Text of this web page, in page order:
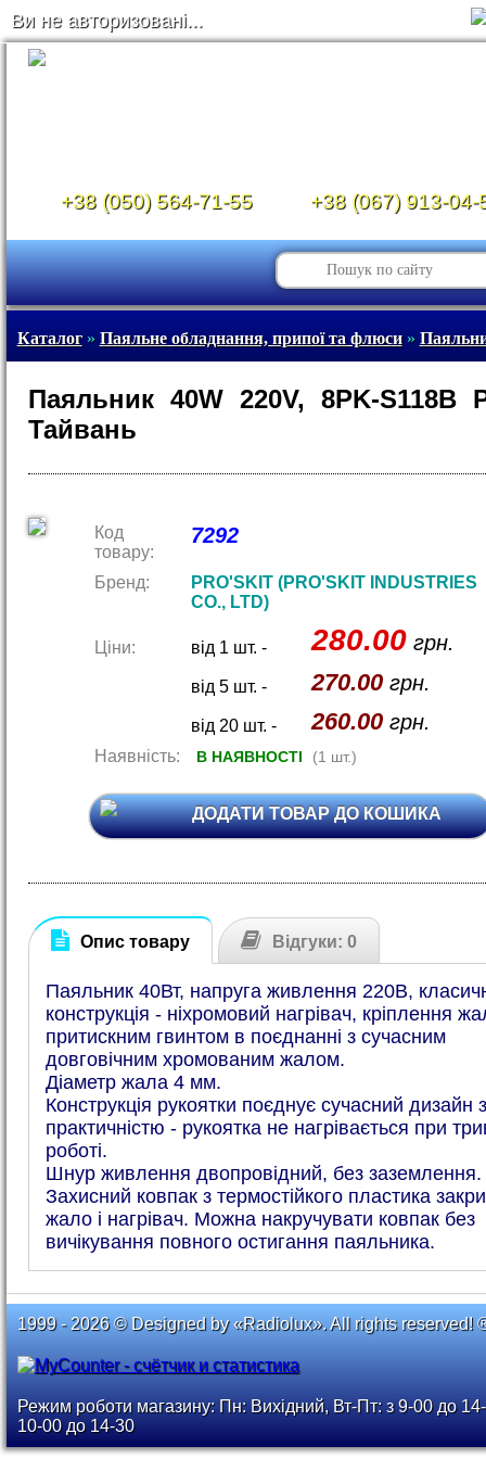
Ви не авторизовані...
+38 (050) 564-71-55 +38 (067) 913-04-
Каталог» Паяльне обладнання, припої та флюси»
Паяльник 40W 220V, 8PK-S118B
Тайвань
Код
товару:
7292
Бренд:
PRO'SKIT (PRO'SKIT INDUSTRIES
CO., LTD)
Ціни: від 1 шт. - 280.00грн.
від 5 шт. - 270.00грн.
від 20 шт. - 260.00грн.
Наявність: В НАЯВНОСТІ (1 шт.)
ДОДАТИ ТОВАР ДО КОШИКА
Опис товару Відгуки: 0
Паяльник 40Вт, напруга живлення 220В,
конструкція - ніхромовий нагрівач, кріплення
притискним гвинтом в поєднанні з сучасним
довговічним хромованим жалом.
Діаметр жала 4 мм.
Конструкція рукоятки поєднує сучасний дизайн з
практичністю - рукоятка не нагрівається при
роботі.
Шнур живлення двопровідний, без заземлення.
Захисний ковпак з термостійкого пластика
жало і нагрівач. Можна накручувати ковпак без
вичікування повного остигання паяльника.
1999 - 2026 © Designed by «Radiolux». All rights reserved!
Режим роботи магазину: Пн: Вихідний, Вт-Пт: з 9-00 до
10-00 до 14-30